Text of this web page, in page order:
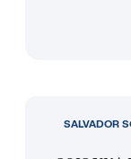
SALVADOR